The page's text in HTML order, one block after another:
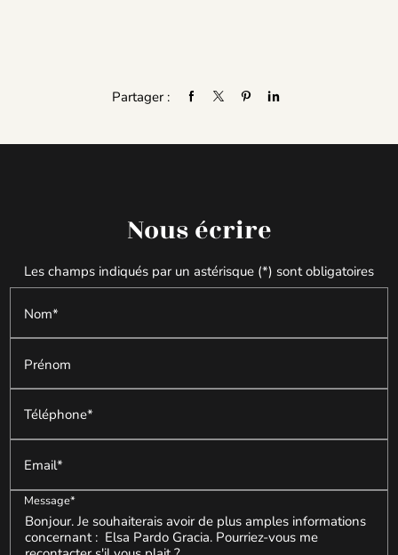
Partager :
Nous écrire
Les champs indiqués par un astérisque (*) sont obligatoires
Nom*
Prénom
Téléphone*
Email*
Message*